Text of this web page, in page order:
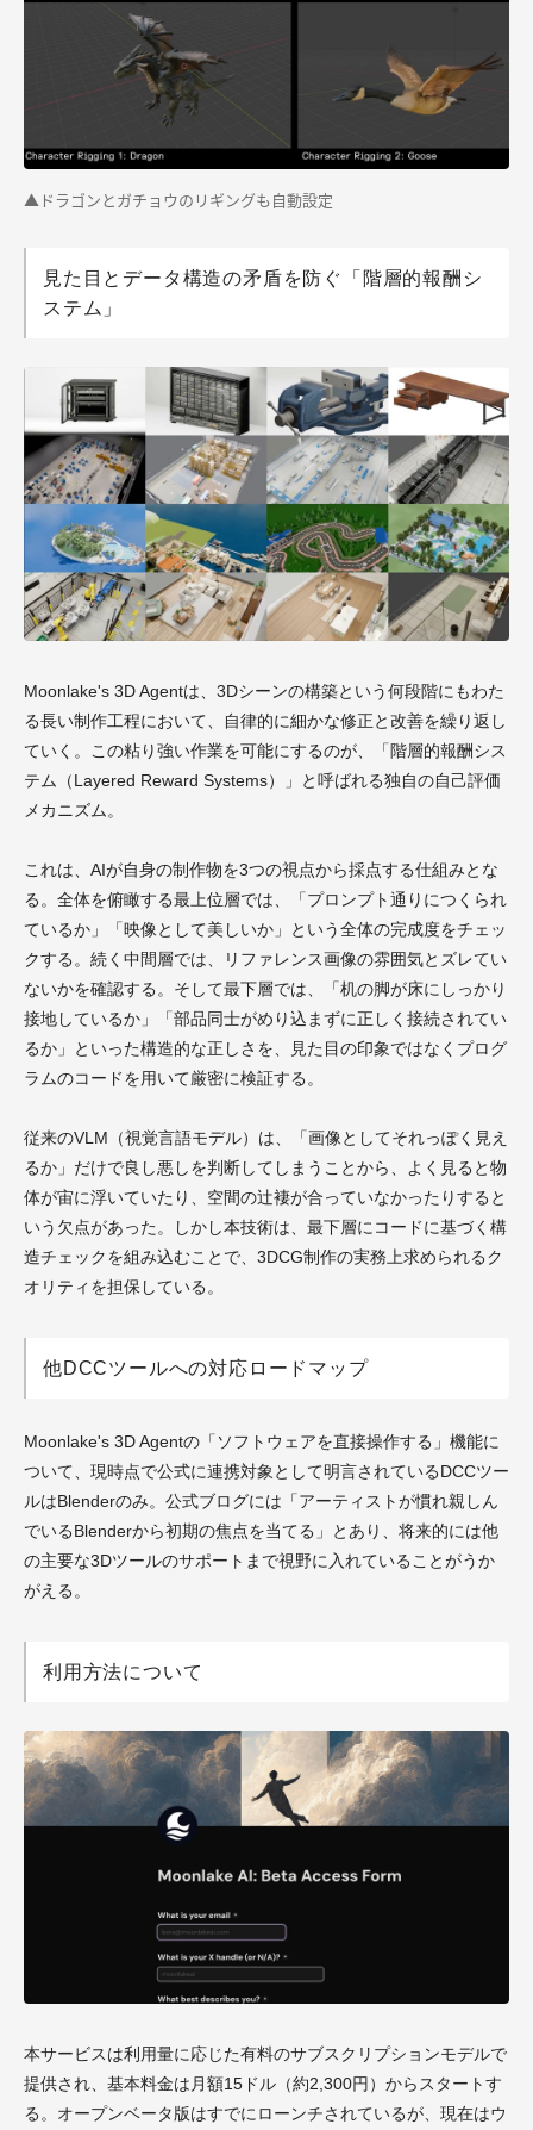
▲ドラゴンとガチョウのリギングも自動設定
見た目とデータ構造の矛盾を防ぐ「階層的報酬シ
ステム」
Moonlake's 3D Agentは、3Dシーンの構築という何段階にもわた
る長い制作工程において、自律的に細かな修正と改善を繰り返し
ていく。この粘り強い作業を可能にするのが、「階層的報酬シス
テム（Layered Reward Systems）」と呼ばれる独自の自己評価
メカニズム。
これは、AIが自身の制作物を3つの視点から採点する仕組みとな
る。全体を俯瞰する最上位層では、「プロンプト通りにつくられ
ているか」「映像として美しいか」という全体の完成度をチェッ
クする。続く中間層では、リファレンス画像の雰囲気とズレてい
ないかを確認する。そして最下層では、「机の脚が床にしっかり
接地しているか」「部品同士がめり込まずに正しく接続されてい
るか」といった構造的な正しさを、見た目の印象ではなくプログ
ラムのコードを用いて厳密に検証する。
従来のVLM（視覚言語モデル）は、「画像としてそれっぽく見え
るか」だけで良し悪しを判断してしまうことから、よく見ると物
体が宙に浮いていたり、空間の辻褄が合っていなかったりすると
いう欠点があった。しかし本技術は、最下層にコードに基づく構
造チェックを組み込むことで、3DCG制作の実務上求められるク
オリティを担保している。
他DCCツールへの対応ロードマップ
Moonlake's 3D Agentの「ソフトウェアを直接操作する」機能に
ついて、現時点で公式に連携対象として明言されているDCCツー
ルはBlenderのみ。公式ブログには「アーティストが慣れ親しん
でいるBlenderから初期の焦点を当てる」とあり、将来的には他
の主要な3Dツールのサポートまで視野に入れていることがうか
がえる。
利用方法について
本サービスは利用量に応じた有料のサブスクリプションモデルで
提供され、基本料金は月額15ドル（約2,300円）からスタートす
る。オープンベータ版はすでにローンチされているが、現在はウ